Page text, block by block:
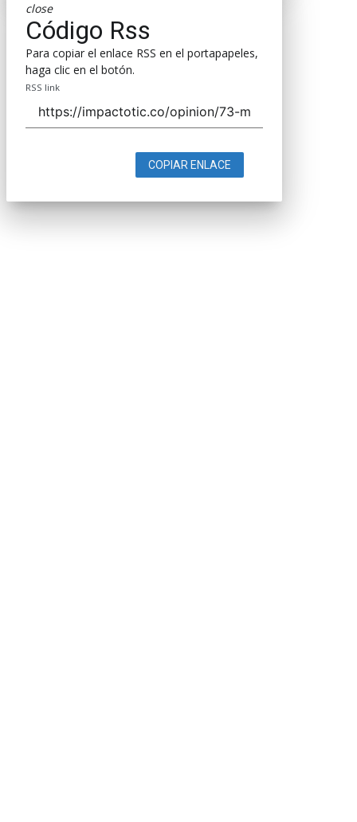
close
Código Rss
Para copiar el enlace RSS en el portapapeles,
haga clic en el botón.
RSS link
COPIAR ENLACE